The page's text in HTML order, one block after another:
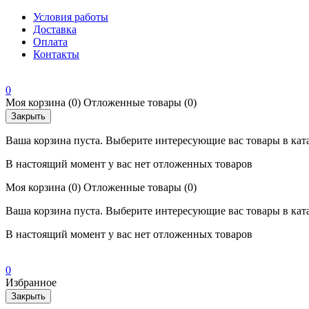
Условия работы
Доставка
Оплата
Контакты
0
Моя корзина (0) Отложенные товары (0)
Закрыть
Ваша корзина пуста. Выберите интересующие вас товары в
В настоящий момент у вас нет отложенных товаров
Моя корзина (0) Отложенные товары (0)
Ваша корзина пуста. Выберите интересующие вас товары в
В настоящий момент у вас нет отложенных товаров
0
Избранное
Закрыть